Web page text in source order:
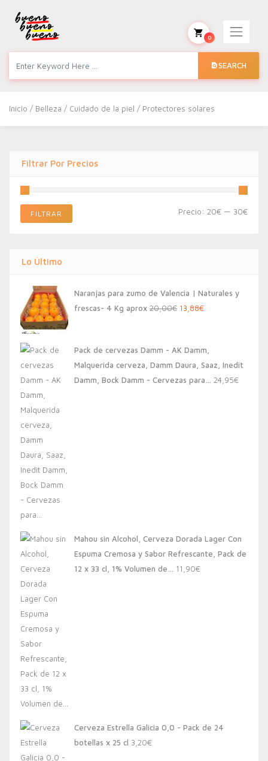
SEARCH
0
Inicio / Belleza / Cuidado de la piel / Protectores solares
Filtrar Por Precios
FILTRAR Precio: 20€ — 30€
Lo Último
Naranjas para zumo de Valencia | Naturales y
frescas- 4 Kg aprox 20,00€ El
era:
20,00€.
13,88€El
es:
13,88€.
Pack de cervezas Damm - AK Damm,
Malquerida cerveza, Damm Daura, Saaz, Inedit
Damm, Bock Damm - Cervezas para… 24,95€
Mahou sin Alcohol, Cerveza Dorada Lager Con
Espuma Cremosa y Sabor Refrescante, Pack de
12 x 33 cl, 1% Volumen de… 11,90€
Cerveza Estrella Galicia 0,0 - Pack de 24
botellas x 25 cl 3,20€